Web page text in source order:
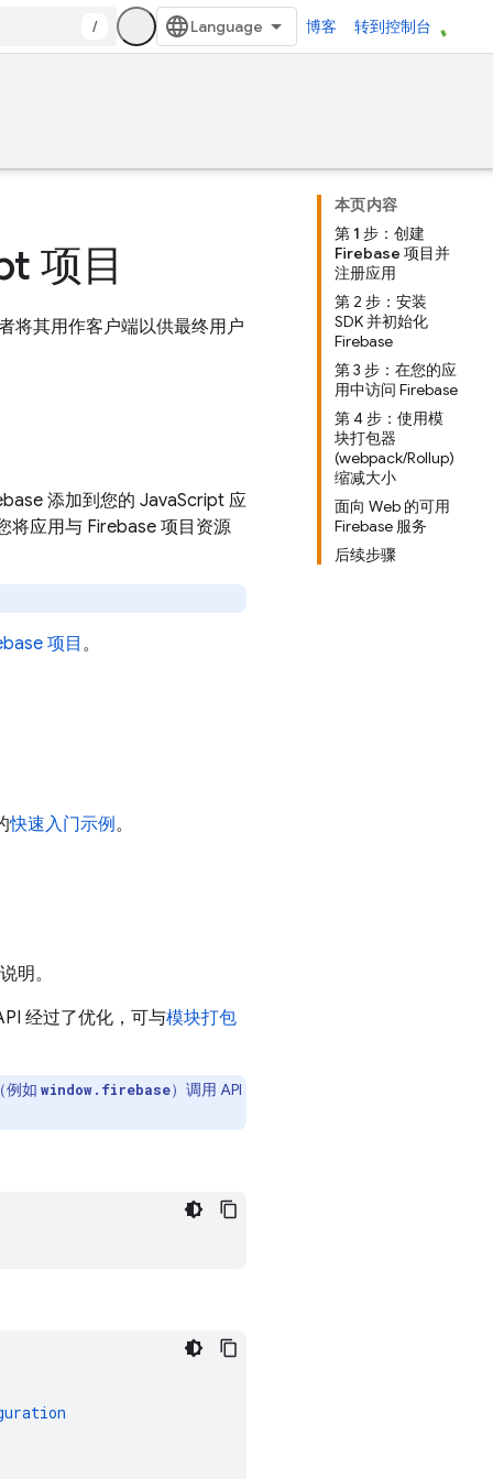
/ 博客 转到控制台
本页内容
第 1 步：创建
Firebase 项目并
注册应用
第 2 步：安装
SDK 并初始化
Firebase
第 3 步：在您的应
用中访问 Firebase
第 4 步：使用模
块打包器
(webpack/Rollup)
缩减大小
面向 Web 的可用
Firebase 服务
后续步骤
项目
将其用作客户端以供最终用户
添加到您的 JavaScript 应
将应用与 Firebase 项目资源
项目 。
快速入门示例。
明。
经过了优化，可与模块打包
例如 window.firebase）调用 API